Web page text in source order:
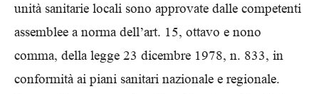
unità sanitarie locali sono approvate dalle competenti
assemblee a norma dell’art. 15, ottavo e nono
comma, della legge 23 dicembre 1978, n. 833, in
conformità ai piani sanitari nazionale e regionale.